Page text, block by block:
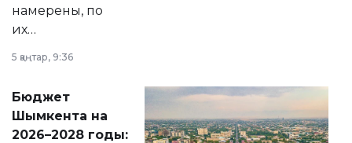
намерены, по
их
принести
народу
Венесуэлы.
5 қаңтар, 9:36
Бюджет
Шымкента на
2026–2028 годы: